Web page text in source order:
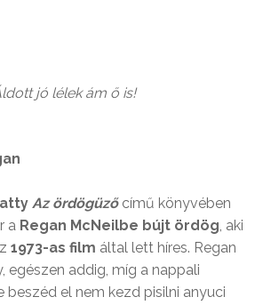
jó lélek ám ő is!
Az ördögüzőcímű könyvében
a Regan McNeilbe bújt ördög, aki
1973-as film által lett híres. Regan
egészen addig, míg a nappali
beszéd el nem kezd pisilni anyuci